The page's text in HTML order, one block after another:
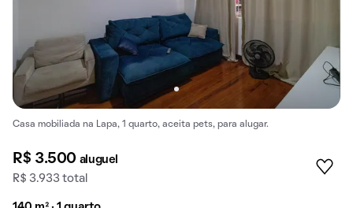
Casa mobiliada na Lapa, 1 quarto, aceita pets, para alugar.
R$ 3.500 aluguel
R$ 3.933 total